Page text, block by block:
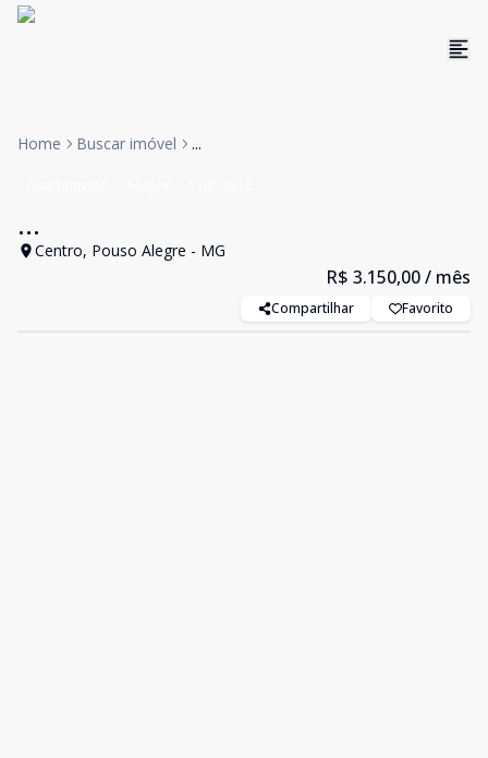
Home Buscar imóvel ...
...
Centro, Pouso Alegre - MG
R$ 3.150,00/ mês
Compartilhar Favorito